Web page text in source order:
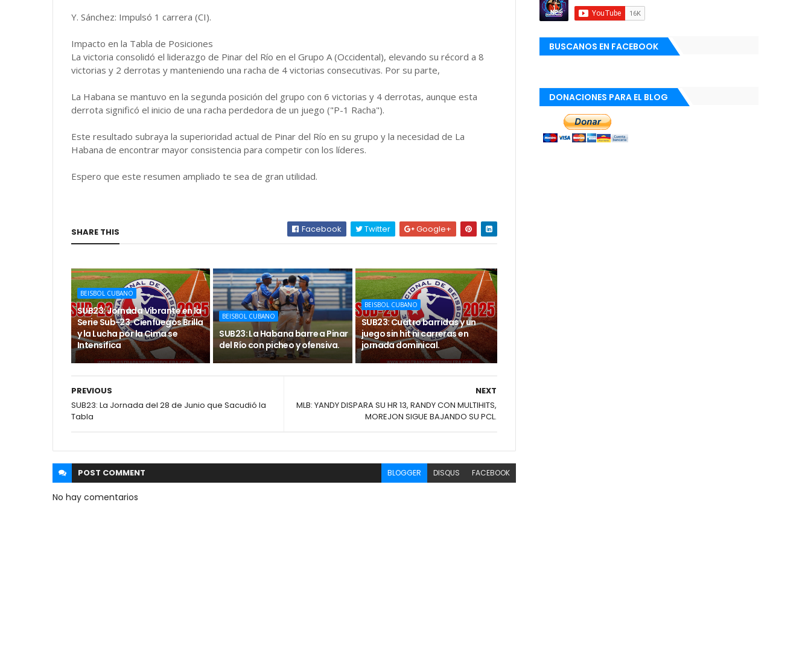
Y. Sánchez: Impulsó 1 carrera (CI).
Impacto en la Tabla de Posiciones
La victoria consolidó el liderazgo de Pinar del Río en el Grupo A (Occidental), elevando su récord a 8
victorias y 2 derrotas y manteniendo una racha de 4 victorias consecutivas. Por su parte,
La Habana se mantuvo en la segunda posición del grupo con 6 victorias y 4 derrotas, aunque esta
derrota significó el inicio de una racha perdedora de un juego ("P-1 Racha").
Este resultado subraya la superioridad actual de Pinar del Río en su grupo y la necesidad de La
Habana de encontrar mayor consistencia para competir con los líderes.
Espero que este resumen ampliado te sea de gran utilidad.
SHARE THIS Facebook Twitter Google+
BEISBOL CUBANO
SUB23: Jornada Vibrante en la
Serie Sub-23: Cienfuegos Brilla
y la Lucha por la Cima se
Intensifica
BEISBOL CUBANO
SUB23: La Habana barre a Pinar
del Río con picheo y ofensiva.
BEISBOL CUBANO
SUB23: Cuatro barridas y un
juego sin hit ni carreras en
jornada dominical.
NEXT
MLB: YANDY DISPARA SU HR 13, RANDY CON MULTIHITS,
MOREJON SIGUE BAJANDO SU PCL.
PREVIOUS
SUB23: La Jornada del 28 de Junio que Sacudió la
Tabla
POST COMMENT BLOGGER DISQUS FACEBOOK
No hay comentarios
BUSCANOS EN FACEBOOK
DONACIONES PARA EL BLOG